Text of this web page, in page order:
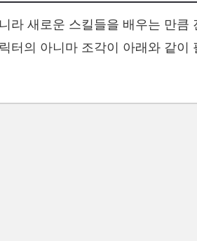
라 새로운 스킬들을 배우는 만큼
터의 아니마 조각이 아래와 같이